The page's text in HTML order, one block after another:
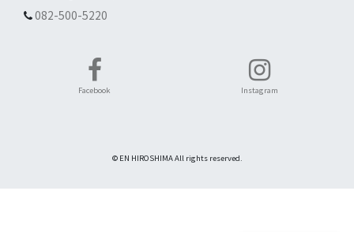
082-500-5220
Facebook Instagram
© EN HIROSHIMA All rights reserved.